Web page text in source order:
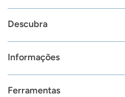
Descubra
Informações
Ferramentas